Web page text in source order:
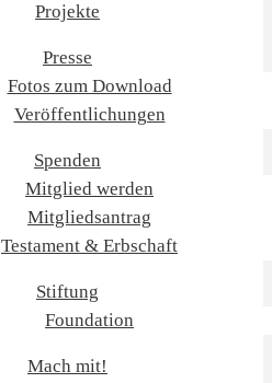
Projekte
Presse
Fotos zum Download
Veröffentlichungen
Spenden
Mitglied werden
Mitgliedsantrag
Testament & Erbschaft
Stiftung
Foundation
Mach mit!